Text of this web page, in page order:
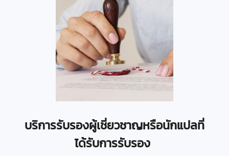
บริการรับรองผู้เชี่ยวชาญหรือนักแปลที่
ได้รับการรับรอง